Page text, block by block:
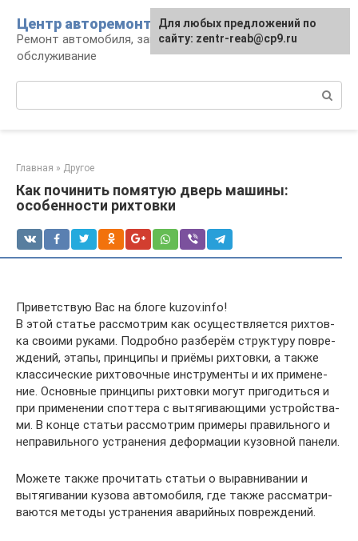
контенту
Центр авторемонта
Ремонт автомобиля, запчасти и
обслуживание
Главная » Другое
Как починить помятую дверь машины:
особенности рихтовки
При­вет­ствую Вас на бло­ге kuzov.info!
В этой ста­тье рас­смот­рим как осу­ществ­ля­ет­ся рих­тов­
ка сво­и­ми рука­ми. Подроб­но раз­бе­рём струк­ту­ру повре­
жде­ний, эта­пы, прин­ци­пы и при­ё­мы рих­тов­ки, а так­же
клас­си­че­ские рих­то­воч­ные инстру­мен­ты и их при­ме­не­
ние. Основ­ные прин­ци­пы рих­тов­ки могут при­го­дить­ся и
при при­ме­не­нии спот­те­ра с вытя­ги­ва­ю­щи­ми устрой­ства­
ми. В кон­це ста­тьи рас­смот­рим при­ме­ры пра­виль­но­го и
непра­виль­но­го устра­не­ния дефор­ма­ции кузов­ной панели.
Може­те так­же про­чи­тать ста­тьи о вырав­ни­ва­нии и
вытя­ги­ва­нии кузо­ва авто­мо­би­ля, где так­же рас­смат­ри­
ва­ют­ся мето­ды устра­не­ния ава­рий­ных повреждений.
Для любых предложений по
сайту: zentr-reab@cp9.ru